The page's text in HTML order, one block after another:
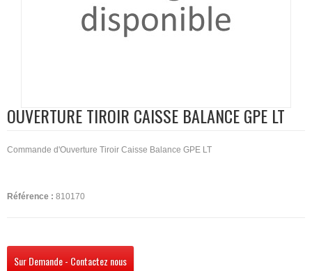
OUVERTURE TIROIR CAISSE BALANCE GPE LT
Commande d'Ouverture Tiroir Caisse Balance GPE LT
Référence : 810170
Sur Demande - Contactez nous